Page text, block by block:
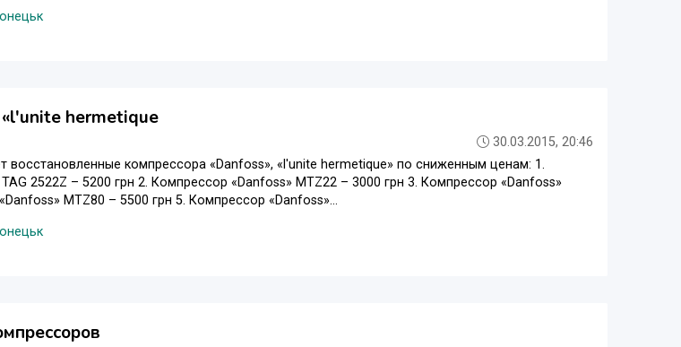
«l'unite hermetique
30.03.2015, 20:46
восстановленные компрессора «Danfoss», «l'unite hermetique» по сниженным ценам: 1.
2522Z – 5200 грн 2. Компрессор «Danfoss» MTZ22 – 3000 грн 3. Компрессор «Danfoss»
MTZ80 – 5500 грн 5. Компрессор «Danfoss»...